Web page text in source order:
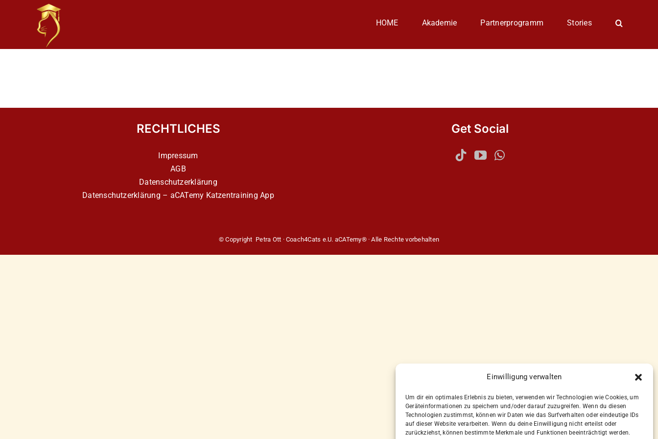
Einwilligung verwalten
Um dir ein optimales Erlebnis zu bieten, verwenden wir Technologien wie Cookies, um
Geräteinformationen zu speichern und/oder darauf zuzugreifen. Wenn du diesen
Technologien zustimmst, können wir Daten wie das Surfverhalten oder eindeutige IDs
auf dieser Website verarbeiten. Wenn du deine Einwilligung nicht erteilst oder
zurückziehst, können bestimmte Merkmale und Funktionen beeinträchtigt werden.
HOME Akademie Partnerprogramm Stories
RECHTLICHES
Impressum
AGB
Datenschutzerklärung
Datenschutzerklärung – aCATemy Katzentraining App
Get Social
© Copyright Petra Ott · Coach4Cats e.U. aCATemy® · Alle Rechte vorbehalten